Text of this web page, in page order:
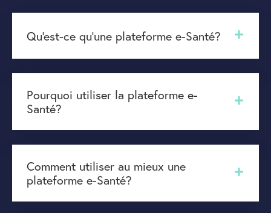
Qu'est-ce qu'une plateforme e-Santé?
Pourquoi utiliser la plateforme e-
Santé?
Comment utiliser au mieux une
plateforme e-Santé?